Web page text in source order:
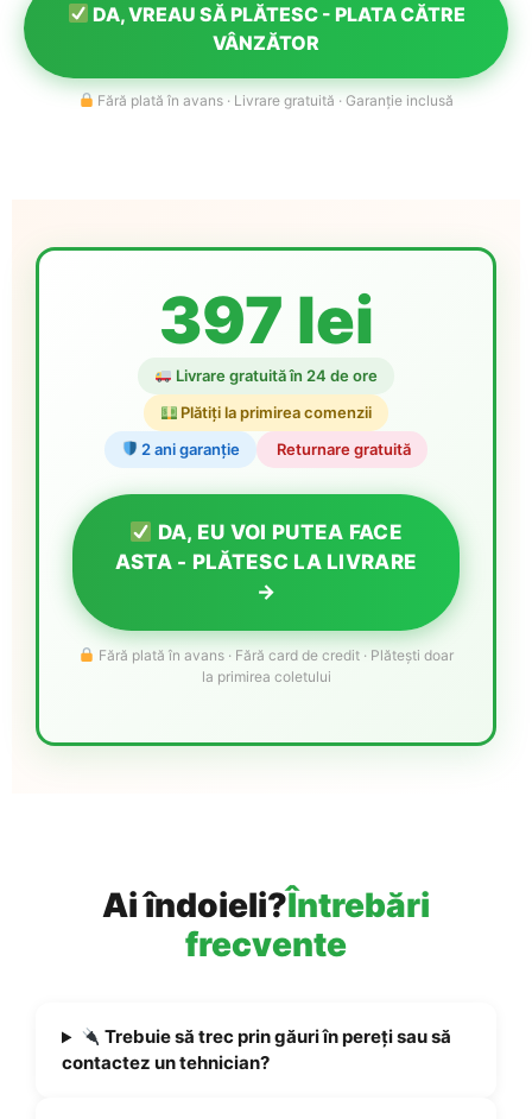
DA, VREAU SĂ PLĂTESC - PLATA CĂTRE
VÂNZĂTOR
Fără plată în avans · Livrare gratuită · Garanție inclusă
397 lei
Livrare gratuită în 24 de ore
Plătiți la primirea comenzii
2 ani garanție
️ Returnare gratuită
DA, EU VOI PUTEA FACE
ASTA - PLĂTESC LA LIVRARE
→
Fără plată în avans · Fără card de credit · Plătești doar
la primirea coletului
Ai îndoieli?Întrebări
frecvente
Trebuie să trec prin găuri în pereți sau să
contactez un tehnician?